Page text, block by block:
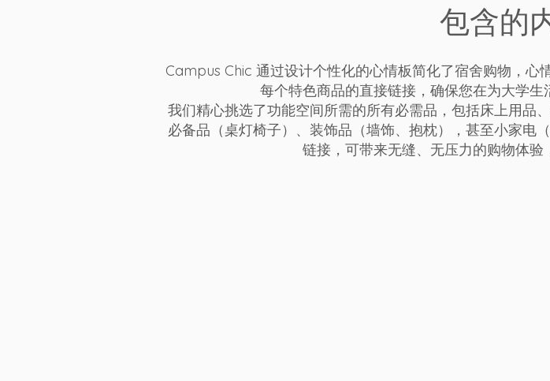
包含的
Campus Chic 通过设计个性化的心情板简化了宿舍购物，
每个特色商品的直接链接，确保您在为大学生
我们精心挑选了功能空间所需的所有必需品，包括床上用品
必备品（桌灯椅子）、装饰品（墙饰、抱枕），甚至小家电
链接，可带来无缝、无压力的购物体验